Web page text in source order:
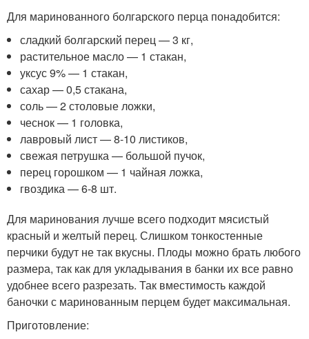
Для маринованного болгарского перца понадобится:
сладкий болгарский перец — 3 кг,
растительное масло — 1 стакан,
уксус 9% — 1 стакан,
сахар — 0,5 стакана,
соль — 2 столовые ложки,
чеснок — 1 головка,
лавровый лист — 8-10 листиков,
свежая петрушка — большой пучок,
перец горошком — 1 чайная ложка,
гвоздика — 6-8 шт.
Для маринования лучше всего подходит мясистый
красный и желтый перец. Слишком тонкостенные
перчики будут не так вкусны. Плоды можно брать любого
размера, так как для укладывания в банки их все равно
удобнее всего разрезать. Так вместимость каждой
баночки с маринованным перцем будет максимальная.
Приготовление: